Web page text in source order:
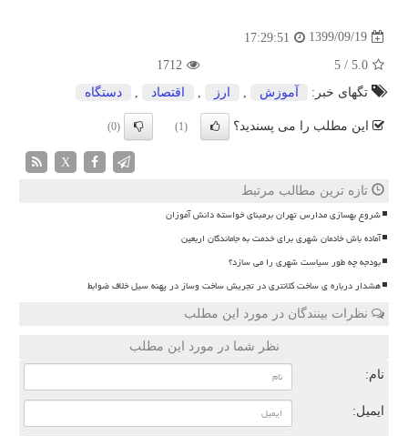
1399/09/19
17:29:51
5.0
/
5
1712
تگهای خبر:
آموزش ارز اقتصاد دستگاه
این مطلب را می پسندید؟ (1)
(0)
X
تازه ترین مطالب مرتبط
شروع بهسازی مدارس تهران برمبنای خواسته دانش آموزان
آماده باش خادمان شهری برای خدمت به جاماندگان اربعین
بودجه چه طور سیاست شهری را می سازد؟
هشدار درباره ی ساخت کلانتری در تجریش ساخت وساز در پهنه سیل خلاف ضوابط
نظرات بینندگان در مورد این مطلب
نظر شما در مورد این مطلب
نام:
ایمیل: